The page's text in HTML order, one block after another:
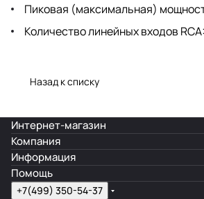
Пиковая (максимальная)
Количество линейных входов
Назад к списку
Интернет-магазин
Компания
Информация
Помощь
+7(499) 350-54-37